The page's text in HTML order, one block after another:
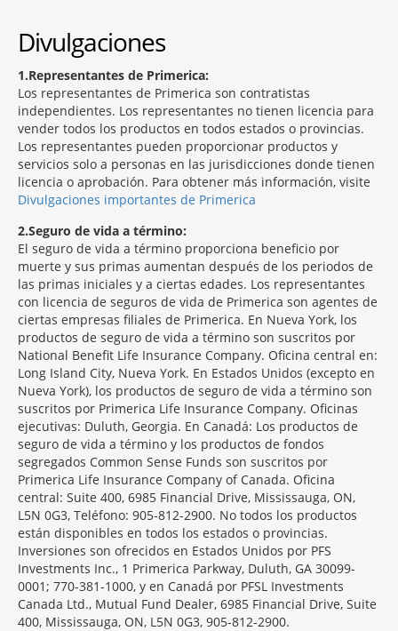
Divulgaciones
1 Representantes de Primerica:
Los representantes de Primerica son contratistas
independientes. Los representantes no tienen licencia para
vender todos los productos en todos estados o provincias.
Los representantes pueden proporcionar productos y
servicios solo a personas en las jurisdicciones donde tienen
licencia o aprobación. Para obtener más información, visite
Divulgaciones importantes de Primerica
2 Seguro de vida a término:
El seguro de vida a término proporciona beneficio por
muerte y sus primas aumentan después de los periodos de
las primas iniciales y a ciertas edades. Los representantes
con licencia de seguros de vida de Primerica son agentes de
ciertas empresas filiales de Primerica. En Nueva York, los
productos de seguro de vida a término son suscritos por
National Benefit Life Insurance Company. Oficina central en:
Long Island City, Nueva York. En Estados Unidos (excepto en
Nueva York), los productos de seguro de vida a término son
suscritos por Primerica Life Insurance Company. Oficinas
ejecutivas: Duluth, Georgia. En Canadá: Los productos de
seguro de vida a término y los productos de fondos
segregados Common Sense Funds son suscritos por
Primerica Life Insurance Company of Canada. Oficina
central: Suite 400, 6985 Financial Drive, Mississauga, ON,
L5N 0G3, Teléfono: 905-812-2900. No todos los productos
están disponibles en todos los estados o provincias.
Inversiones son ofrecidos en Estados Unidos por PFS
Investments Inc., 1 Primerica Parkway, Duluth, GA 30099-
0001; 770-381-1000, y en Canadá por PFSL Investments
Canada Ltd., Mutual Fund Dealer, 6985 Financial Drive, Suite
400, Mississauga, ON, L5N 0G3, 905-812-2900.